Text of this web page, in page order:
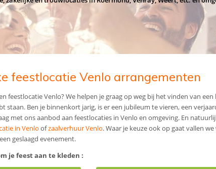
feestlocatie Venlo arrangementen
feestlocatie Venlo? We helpen je graag op weg bij het vinden van
staan. Ben je binnenkort jarig, is er een jubileum te vieren, een
met ons aanbod aan feestlocaties in Venlo en omgeving. En
in Venlo ofzaalverhuur Venlo. Waar je keuze ook op gaat vallen
geslaagd evenement.
je feest aan te kleden :